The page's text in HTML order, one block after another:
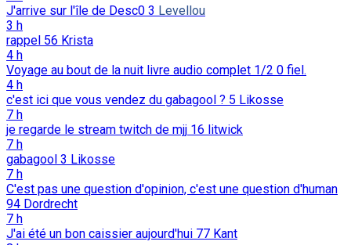
J'arrive sur l'île de Desc0 3 Levellou
3 h
rappel 56 Krista
4 h
Voyage au bout de la nuit livre audio complet 1/2 0 fiel.
4 h
c'est ici que vous vendez du gabagool ? 5 Likosse
7 h
je regarde le stream twitch de mjj 16 litwick
7 h
gabagool 3 Likosse
7 h
C'est pas une question d'opinion, c'est une question d'human
94 Dordrecht
7 h
J'ai été un bon caissier aujourd'hui 77 Kant